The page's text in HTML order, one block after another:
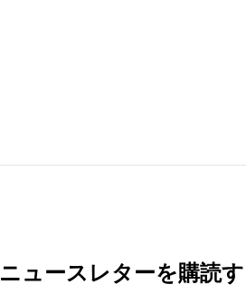
ニュースレターを購読